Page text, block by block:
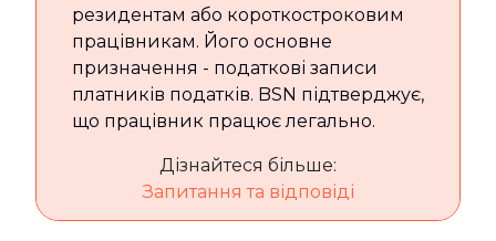
резидентам або короткостроковим
працівникам. Його основне
призначення - податкові записи
платників податків. BSN підтверджує,
що працівник працює легально.
Дізнайтеся більше:
Запитання та відповіді